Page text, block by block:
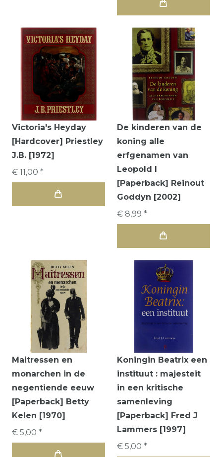
Victoria's Heyday
[Hardcover] Priestley
J.B. [1972]
€ 11,00 *
De kinderen van de
koning alle
erfgenamen van
Leopold I
[Paperback] Reinout
Goddyn [2002]
€ 8,99 *
Maitressen en
monarchen in de
negentiende eeuw
[Paperback] Betty
Kelen [1970]
€ 5,00 *
Koningin Beatrix een
instituut : majesteit
in een kritische
samenleving
[Paperback] Fred J
Lammers [1997]
€ 5,00 *